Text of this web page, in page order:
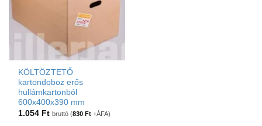
KÖLTÖZTETŐ
kartondoboz erős
hullámkartonból
600x400x390 mm
1.054 Ft bruttó (830Ft +ÁFA)